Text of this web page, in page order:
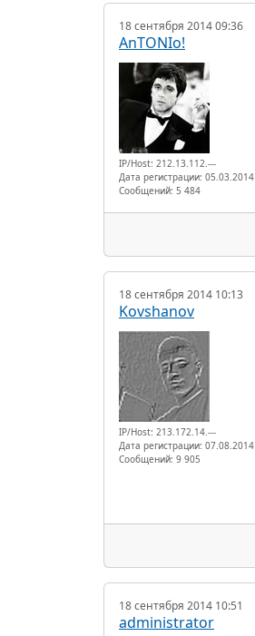
18 сентября 2014 09:36
AnTONIo!
IP/Host: 212.13.112.---
Дата регистрации: 05.03.2014
Сообщений: 5 484
18 сентября 2014 10:13
Kovshanov
IP/Host: 213.172.14.---
Дата регистрации: 07.08.2014
Сообщений: 9 905
18 сентября 2014 10:51
administrator